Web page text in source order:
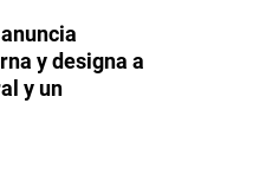
y designa a
y un